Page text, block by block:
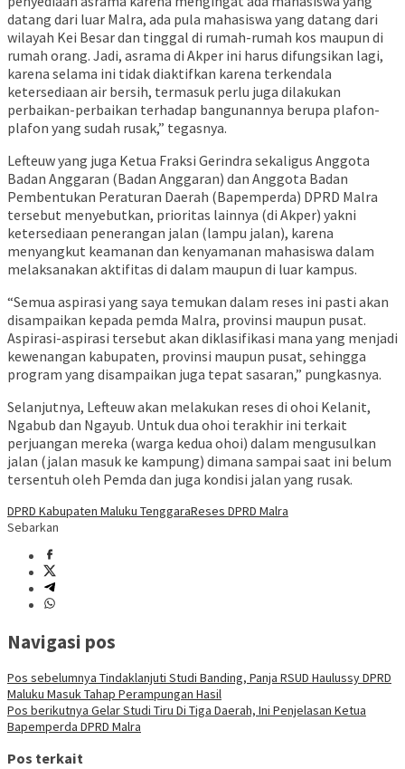
datang dari luar Malra, ada pula mahasiswa yang datang dari
wilayah Kei Besar dan tinggal di rumah-rumah kos maupun di
rumah orang. Jadi, asrama di Akper ini harus difungsikan lagi,
karena selama ini tidak diaktifkan karena terkendala
ketersediaan air bersih, termasuk perlu juga dilakukan
perbaikan-perbaikan terhadap bangunannya berupa plafon-
plafon yang sudah rusak,” tegasnya.
Lefteuw yang juga Ketua Fraksi Gerindra sekaligus Anggota
Badan Anggaran (Badan Anggaran) dan Anggota Badan
Pembentukan Peraturan Daerah (Bapemperda) DPRD Malra
tersebut menyebutkan, prioritas lainnya (di Akper) yakni
ketersediaan penerangan jalan (lampu jalan), karena
menyangkut keamanan dan kenyamanan mahasiswa dalam
melaksanakan aktifitas di dalam maupun di luar kampus.
“Semua aspirasi yang saya temukan dalam reses ini pasti akan
disampaikan kepada pemda Malra, provinsi maupun pusat.
Aspirasi-aspirasi tersebut akan diklasifikasi mana yang menjadi
kewenangan kabupaten, provinsi maupun pusat, sehingga
program yang disampaikan juga tepat sasaran,” pungkasnya.
Selanjutnya, Lefteuw akan melakukan reses di ohoi Kelanit,
Ngabub dan Ngayub. Untuk dua ohoi terakhir ini terkait
perjuangan mereka (warga kedua ohoi) dalam mengusulkan
jalan (jalan masuk ke kampung) dimana sampai saat ini belum
tersentuh oleh Pemda dan juga kondisi jalan yang rusak.
DPRD Kabupaten Maluku TenggaraReses DPRD Malra
Sebarkan
Navigasi pos
Pos sebelumnya Tindaklanjuti Studi Banding, Panja RSUD Haulussy DPRD
Maluku Masuk Tahap Perampungan Hasil
Pos berikutnya Gelar Studi Tiru Di Tiga Daerah, Ini Penjelasan Ketua
Bapemperda DPRD Malra
Pos terkait